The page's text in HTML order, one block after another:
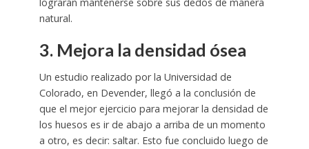
natural.
3. Mejora la densidad ósea
Un estudio realizado por la Universidad de
Colorado, en Devender, llegó a la conclusión de
que el mejor ejercicio para mejorar la densidad de
los huesos es ir de abajo a arriba de un momento
a otro, es decir: saltar. Esto fue concluido luego de